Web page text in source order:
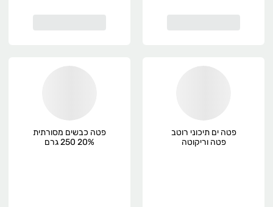
פטה ים תיכוני רוטב
פטה וריקוטה
פטה כבשים מסורתית
20% 250 גרם